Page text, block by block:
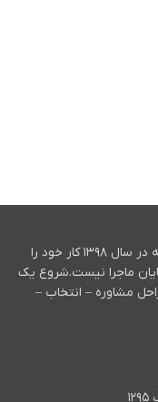
مرکز مشاوره و فروش تخصصی ابزار آلات تیچه در سال ۱۳۹۸ کار خود را
ماجرا نیست.شروع یک
مشاوره – انتخاب –